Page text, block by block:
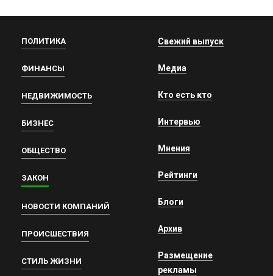
ПОЛИТИКА
ФИНАНСЫ
НЕДВИЖИМОСТЬ
БИЗНЕС
ОБЩЕСТВО
ЗАКОН
НОВОСТИ КОМПАНИЙ
ПРОИСШЕСТВИЯ
СТИЛЬ ЖИЗНИ
Свежий выпуск
Медиа
Кто есть кто
Интервью
Мнения
Рейтинги
Блоги
Архив
Размещение
рекламы